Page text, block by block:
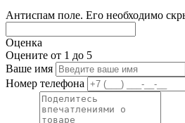
Антиспам поле. Его необходимо
Оценка
Оцените от 1 до 5
Ваше имя
Номер телефона